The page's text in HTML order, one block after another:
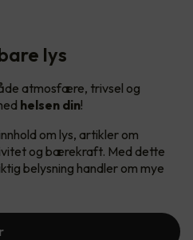
lys
atmosfære, trivsel og
helsen din!
om lys, artikler om
og bærekraft. Med dette
belysning handler om mye